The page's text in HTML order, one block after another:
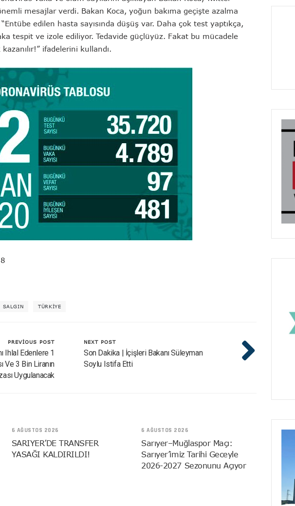
mesajlar verdi. Bakan Koca, yoğun bakıma geçişte azalma
edilen hasta sayısında düşüş var. Daha çok test yaptıkça,
tespit ve izole ediliyor. Tedavide güçlüyüz. Fakat bu mücadele
ifadelerini kullandı.
SALGIN TÜRKIYE
PREVIOUS POST
Ihlal Edenlere 1
Ve 3 Bin Liranın
Uygulanacak
NEXT POST
Son Dakika | İçişleri Bakanı Süleyman
Soylu Istifa Etti
6 AĞUSTOS 2026
SARIYER’DE TRANSFER
YASAĞI KALDIRILDI!
6 AĞUSTOS 2026
Sarıyer–Muğlaspor Maçı:
Sarıyer’imiz Tarihi Geceyle
2026-2027 Sezonunu Açıyor